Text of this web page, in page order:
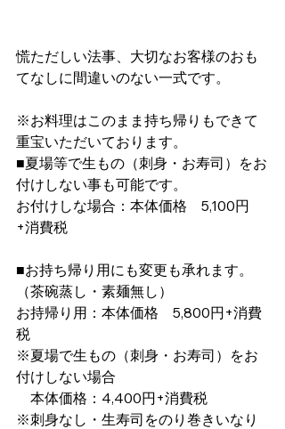
慌ただしい法事、大切なお客様のおも
てなしに間違いのない一式です。
※お料理はこのまま持ち帰りもできて
重宝いただいております。
■夏場等で生もの（刺身・お寿司）をお
付けしない事も可能です。
お付けしな場合：本体価格　5,100円
+消費税
■お持ち帰り用にも変更も承れます。
（茶碗蒸し・素麺無し）
お持帰り用：本体価格　5,800円+消費
税
※夏場で生もの（刺身・お寿司）をお
付けしない場合
本体価格：4,400円+消費税
※刺身なし・生寿司をのり巻きいなり